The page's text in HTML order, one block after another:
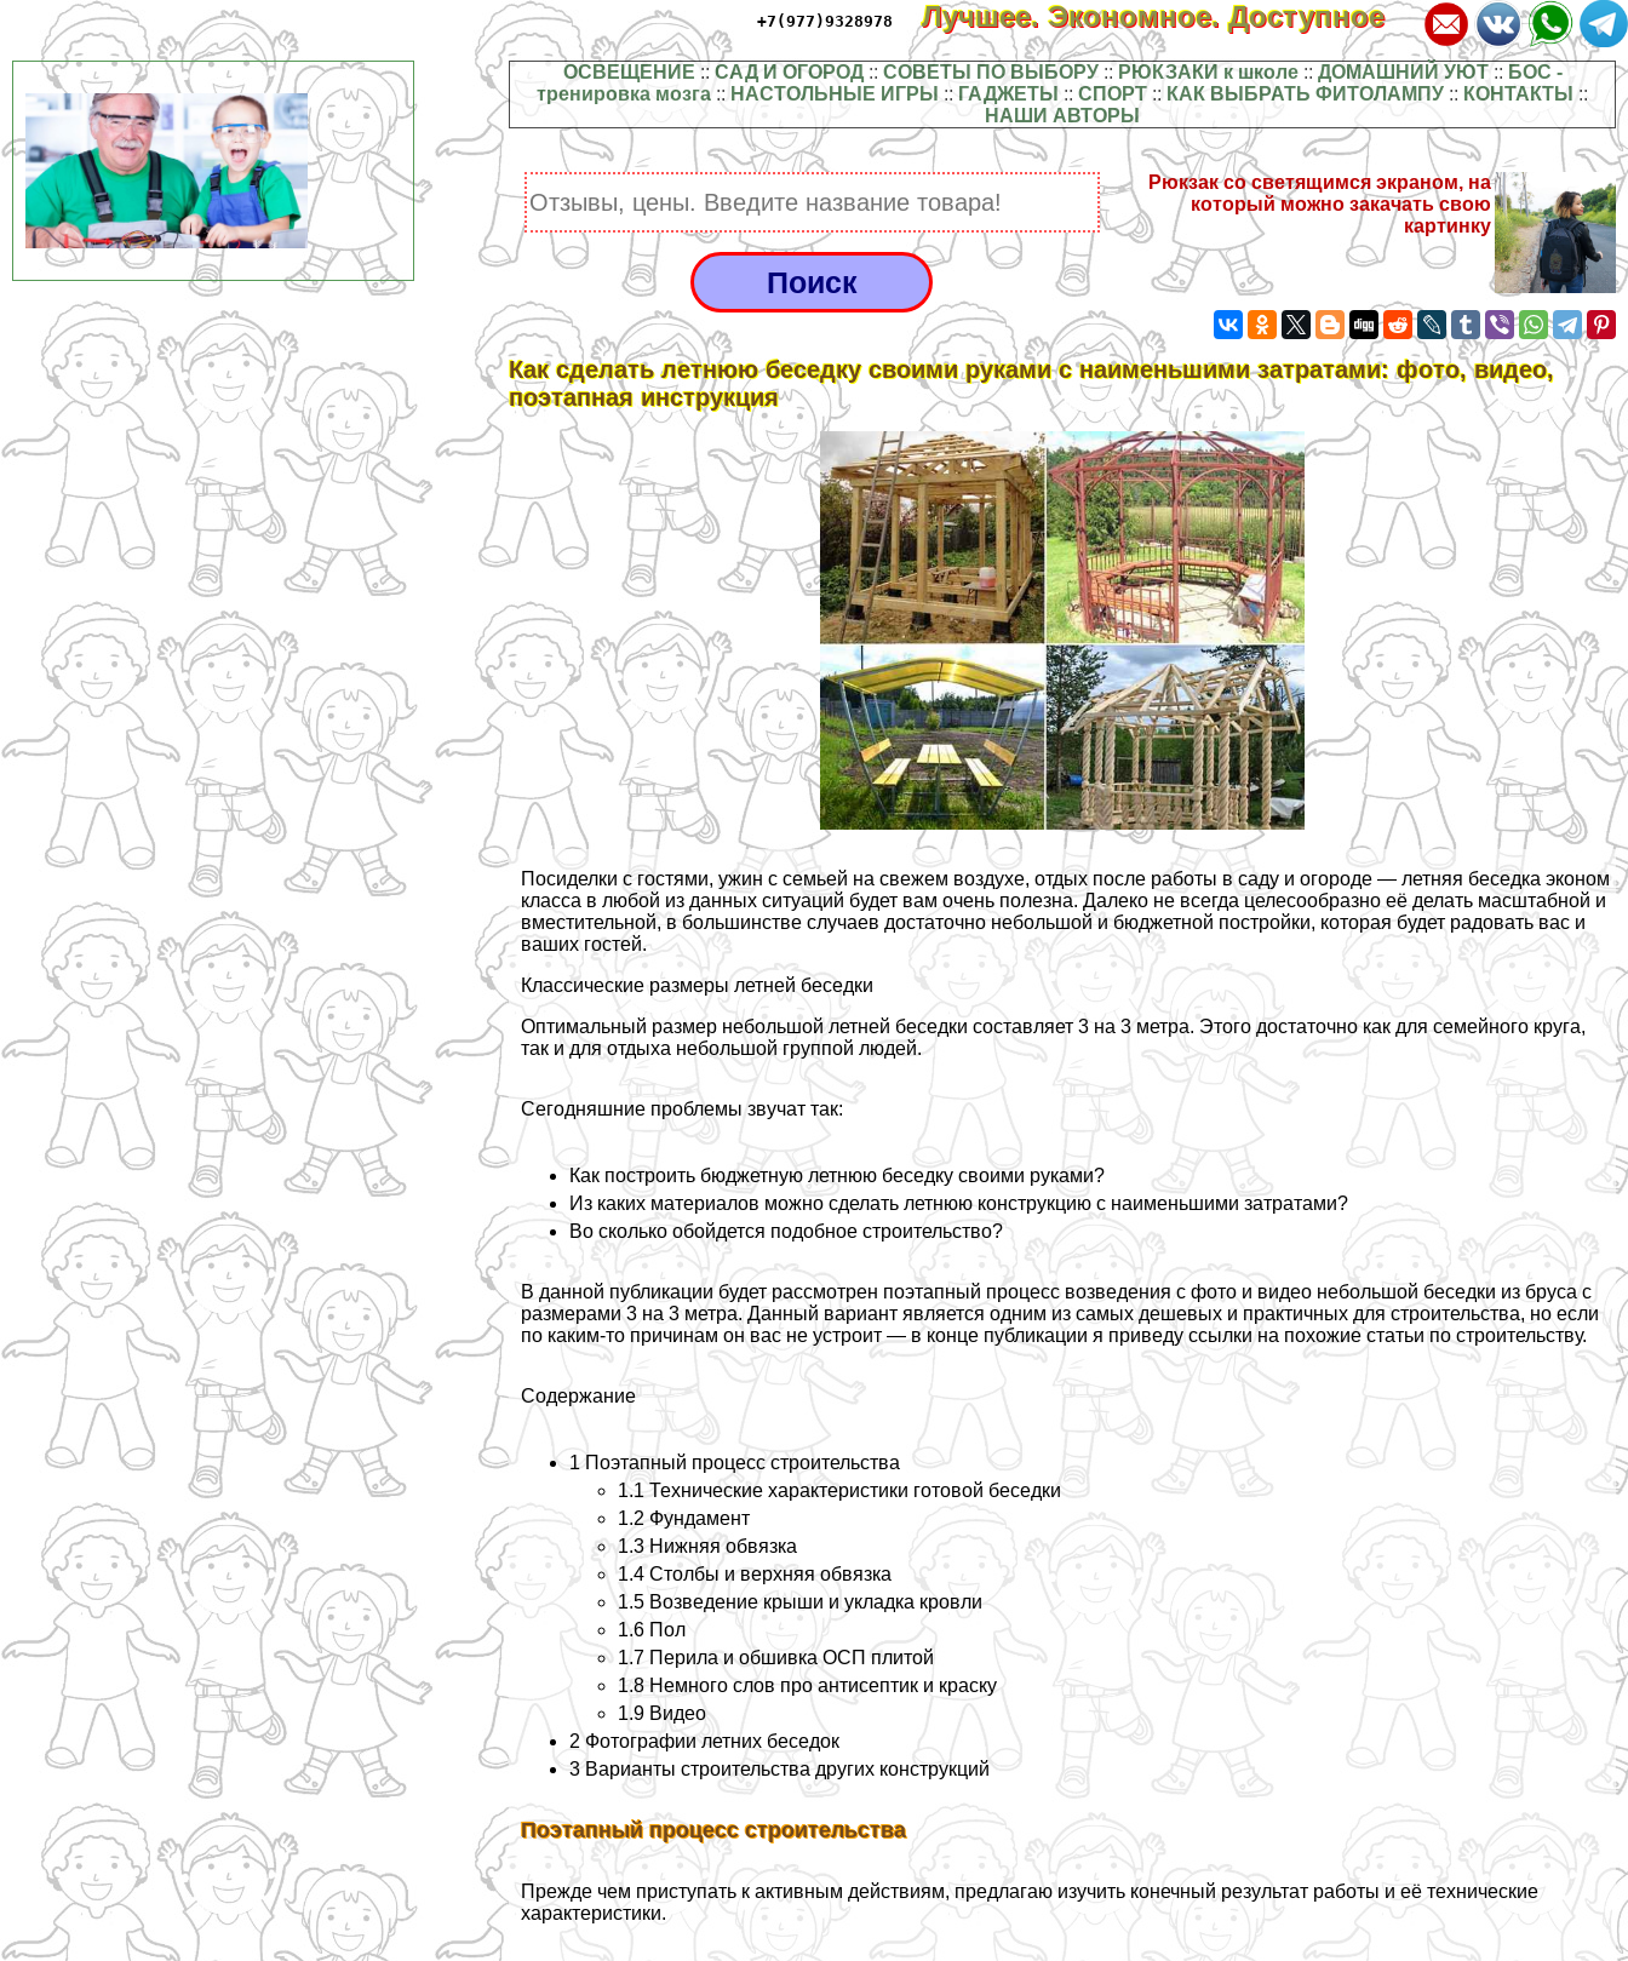
+7(977)9328978 Лучшее. Экономное. Доступное
ОСВЕЩЕНИЕ :: САД И ОГОРОД:: СОВЕТЫ ПО ВЫБОРУ:: РЮКЗАКИ к школе:: ДОМАШНИЙ УЮТ:: БОС -
тренировка мозга :: НАСТОЛЬНЫЕ ИГРЫ :: ГАДЖЕТЫ ::СПОРТ :: КАК ВЫБРАТЬ ФИТОЛАМПУ :: КОНТАКТЫ ::
НАШИ АВТОРЫ
Рюкзак со светящимся экраном, на
который можно закачать свою
картинку
Как сделать летнюю беседку своими руками с наименьшими затратами: фото, видео,
поэтапная инструкция
Посиделки с гостями, ужин с семьей на свежем воздухе, отдых после работы в саду и огороде — летняя беседка эконом
класса в любой из данных ситуаций будет вам очень полезна. Далеко не всегда целесообразно её делать масштабной и
вместительной, в большинстве случаев достаточно небольшой и бюджетной постройки, которая будет радовать вас и
ваших гостей.
Классические размеры летней беседки
Оптимальный размер небольшой летней беседки составляет 3 на 3 метра. Этого достаточно как для семейного круга,
так и для отдыха небольшой группой людей.
Сегодняшние проблемы звучат так:
Как построить бюджетную летнюю беседку своими руками?
Из каких материалов можно сделать летнюю конструкцию с наименьшими затратами?
Во сколько обойдется подобное строительство?
В данной публикации будет рассмотрен поэтапный процесс возведения с фото и видео небольшой беседки из бруса с
размерами 3 на 3 метра. Данный вариант является одним из самых дешевых и пpaктичных для строительства, но если
по каким-то причинам он вас не устроит — в конце публикации я приведу ссылки на похожие статьи по строительству.
Содержание
1 Поэтапный процесс строительства
1.1 Технические хаpaктеристики готовой беседки
1.2 Фундамент
1.3 Нижняя обвязка
1.4 Столбы и верхняя обвязка
1.5 Возведение крыши и укладка кровли
1.6 Пол
1.7 Перила и обшивка ОСП плитой
1.8 Немного слов про антисептик и краску
1.9 Видео
2 Фотографии летних беседок
3 Варианты строительства других конструкций
Поэтапный процесс строительства
Прежде чем приступать к активным действиям, предлагаю изучить конечный результат работы и её технические
хаpaктеристики.